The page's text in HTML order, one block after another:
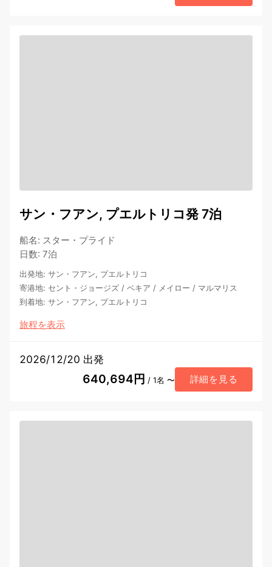
サン・フアン, プエルトリコ発 7泊
船名: スター・プライド
日数: 7泊
出発地: サン・フアン, プエルトリコ
寄港地: セント・ジョージズ / ベキア / メイロー / マルマリス
到着地: サン・フアン, プエルトリコ
旅程を表示
2026/12/20 出発
640,694円 / 1名 〜 詳細を見る